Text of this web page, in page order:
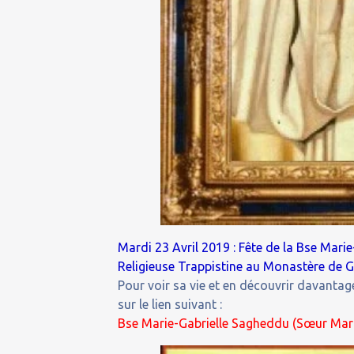
Mardi 23 Avril 2019 : Fête de la Bse
Religieuse Trappistine au Monastère de
Pour voir sa vie et en découvrir
sur le lien suivant :
Bse Marie-Gabrielle Sagheddu (Sœur